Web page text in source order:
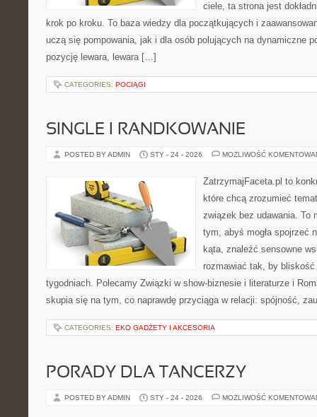
ciele, ta strona jest
krok po kroku. To baza wiedzy dla początkujących i
uczą się pompowania, jak i dla osób polujących na dynamiczne
pozycję lewara, lewara […]
CATEGORIES: POCIĄGI
SINGLE I RANDKOWANIE
POSTED BY ADMIN STY - 24 - 2026 MOŻLIWOŚĆ
ZatrzymajFaceta.pl to
które chcą zrozumieć
związek bez udawania. To
tym, abyś mogła spojrzeć
kąta, znaleźć sensowne
rozmawiać tak, by
tygodniach. Polecamy Związki w show-biznesie i literaturze i
skupia się na tym, co naprawdę przyciąga w relacji: spójność,
CATEGORIES: EKO GADŻETY I AKCESORIA
PORADY DLA TANCERZY
POSTED BY ADMIN STY - 24 - 2026 MOŻLIWOŚĆ